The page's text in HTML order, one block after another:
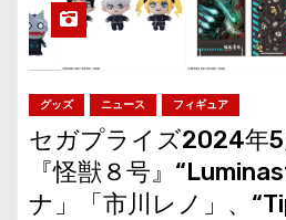
グッズ ニュース フィギュア
セガプライズ2024年5
『怪獣８号』
ナ」「市川レノ」、